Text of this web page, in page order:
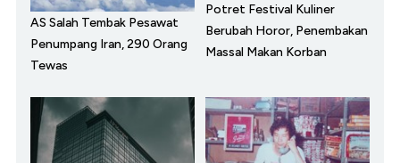
AS Salah Tembak Pesawat
Penumpang Iran, 290 Orang
Tewas
Potret Festival Kuliner
Berubah Horor, Penembakan
Massal Makan Korban